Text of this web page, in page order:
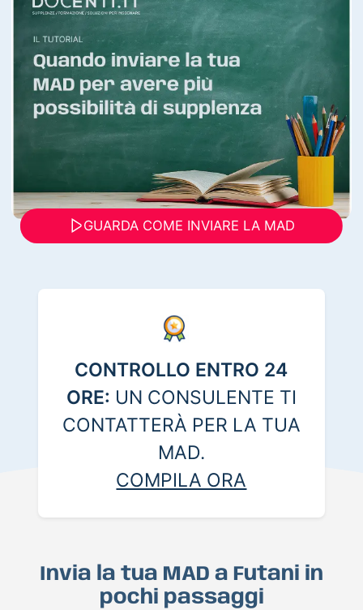
GUARDA COME INVIARE LA MAD
CONTROLLO ENTRO 24
ORE: UN CONSULENTE TI
CONTATTERÀ PER LA TUA
MAD.
COMPILA ORA
Invia la tua MAD a Futani in
pochi passaggi